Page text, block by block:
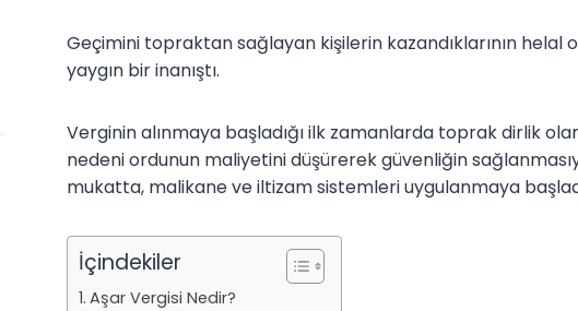
Geçimini topraktan sağlayan kişilerin kazandıklarının
yaygın bir inanıştı.
Verginin alınmaya başladığı ilk zamanlarda toprak dirlik
nedeni ordunun maliyetini düşürerek güvenliğin
mukatta, malikane ve iltizam sistemleri uygulanmaya
İçindekiler
Aşar Vergisi Nedir?